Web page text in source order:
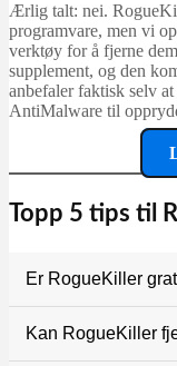
Ærlig talt: nei.
programvare, men vi
verktøy for å fjerne
supplement, og den
anbefaler faktisk selv
AntiMalware til
Topp 5 tips til
Er RogueKiller
Ja, RogueKiller
Kan RogueKiller